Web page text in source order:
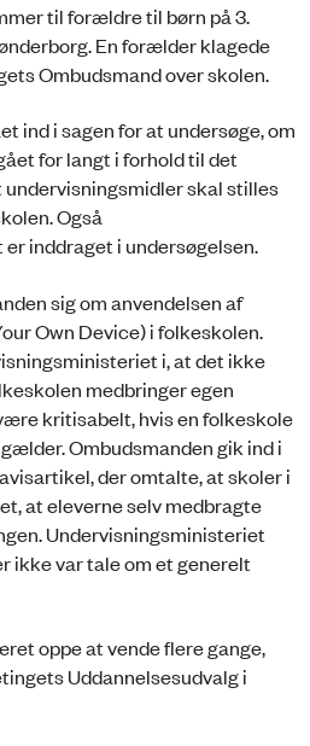
til forældre til børn på 3.
En forælder klagede
Ombudsmand over skolen.
ind i sagen for at undersøge, om
for langt i forhold til det
skal stilles
Også
inddraget i undersøgelsen.
sig om anvendelsen af
Own Device) i folkeskolen.
i, at det ikke
medbringer egen
kritisabelt, hvis en folkeskole
Ombudsmanden gik ind i
der omtalte, at skoler i
at eleverne selv medbragte
Undervisningsministeriet
ikke var tale om et generelt
oppe at vende flere gange,
Uddannelsesudvalg i